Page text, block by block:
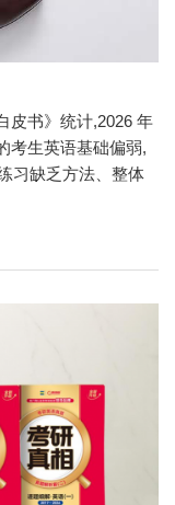
皮书》统计,2026 年
考生英语基础偏弱,
习缺乏方法、整体